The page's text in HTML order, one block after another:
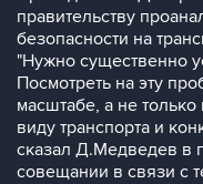
правительству
безопасности на
"Нужно существенно
Посмотреть на эту
масштабе, а не
виду транспорта и
сказал Д.Медведев в
совещании в связи с